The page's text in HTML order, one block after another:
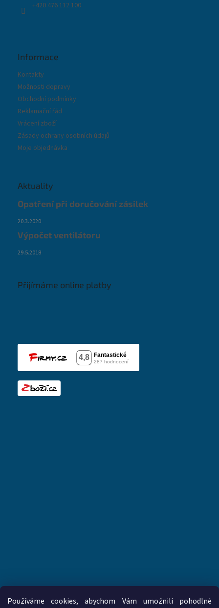
Používáme cookies, abychom Vám umožnili pohodlné
+420 476 112 100
Informace
Kontakty
Možnosti dopravy
Obchodní podmínky
Reklamační řád
Vrácení zboží
Zásady ochrany osobních údajů
Moje objednávka
Aktuality
Opatření při doručování zásilek
20.3.2020
Výpočet ventilátoru
29.5.2018
Přijímáme online platby